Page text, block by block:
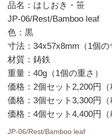
品名：はしおき・笹
JP-06/Rest/Bamboo leaf
色：黒
寸法：34x57x8mm（1個の
材質：鋳鉄
重量：40g（1個の重さ）
価格：2個セット2,200円（
価格：3個セット3,300円（
価格：4個セット4,400円（
JP-06/Rest/Bamboo leaf